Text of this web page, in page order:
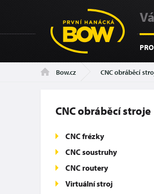
Bow.cz CNC obráběcí
CNC obráběcí stroje
CNC frézky
CNC soustruhy
CNC routery
Virtuální stroj